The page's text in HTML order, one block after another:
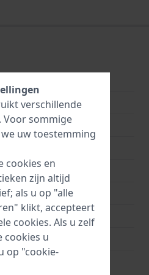
Leer
16 mm
Bruin
Bruin
Goud
75 mm
verschillende
. Voor sommige
uw toestemming
cookies en
zijn altijd
als u op "alle
klikt, accepteert
cookies. Als u zelf
cookies u
op "cookie-